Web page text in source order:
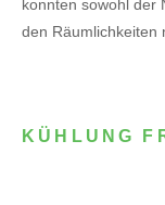
konnten sowohl der
den Räumlichkeiten
KÜHLUNG